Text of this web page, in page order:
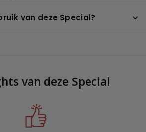
van deze Special?
van deze Special